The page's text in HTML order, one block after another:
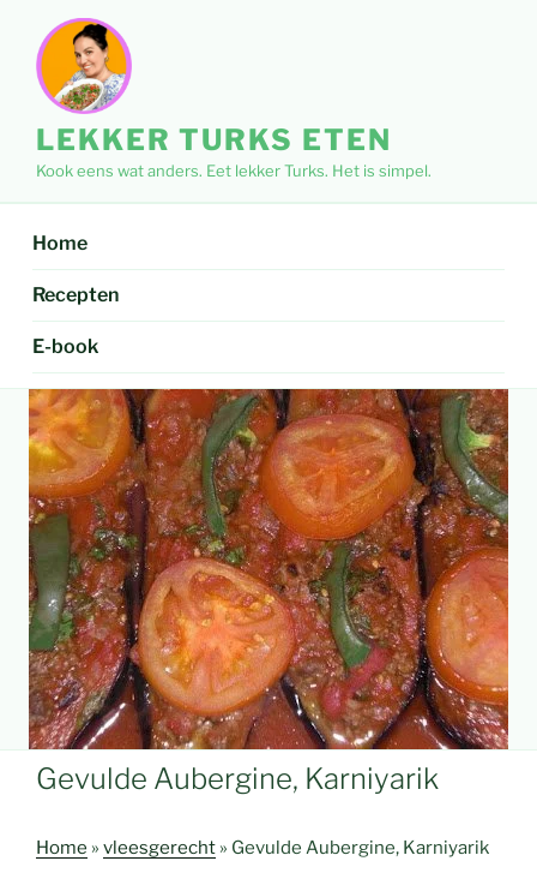
inhoud
LEKKER TURKS ETEN
Kook eens wat anders. Eet lekker Turks. Het is simpel.
Home
Recepten
E-book
Gevulde Aubergine, Karniyarik
Home » vleesgerecht » Gevulde Aubergine, Karniyarik